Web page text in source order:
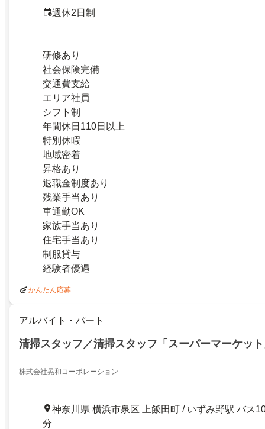
週休2日制
研修あり
社会保険完備
交通費支給
エリア社員
シフト制
年間休日110日以上
特別休暇
地域密着
昇格あり
退職金制度あり
残業手当あり
車通勤OK
家族手当あり
住宅手当あり
制服貸与
経験者優遇
かんたん応募
アルバイト・パート
清掃スタッフ／清掃スタッフ「スーパーマーケッ
株式会社晃和コーポレーション
神奈川県 横浜市泉区 上飯田町 / いずみ野駅 バス
分